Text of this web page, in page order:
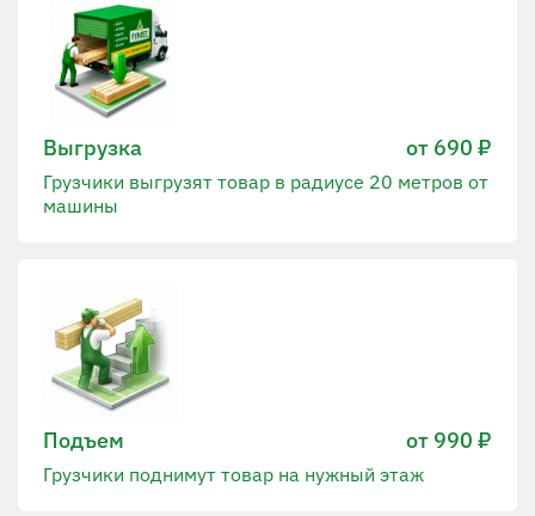
Выгрузка от 690 ₽
Грузчики выгрузят товар в радиусе 20 метров от
машины
Подъем от 990 ₽
Грузчики поднимут товар на нужный этаж